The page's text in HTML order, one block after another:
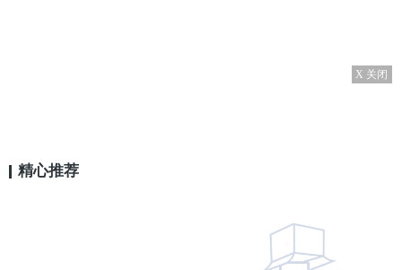
X 关闭
精心推荐